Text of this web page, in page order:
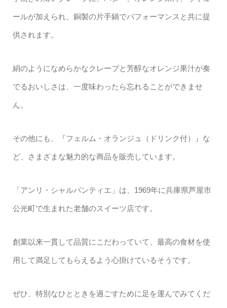
ールが加えられ、銅製の片手鍋でパフォーマンスと共に提
供されます。
絹のようになめらかなクレープと芳醇なオレンジ果汁が奏
でるおいしさは、一度味わったら忘れることができませ
ん。
その他にも、『フェルム・オランジュ（ドリンク付）』な
ど、さまざまな魅力的な商品を販売しています。
「アンリ・シャルパンティエ」は、1969年に兵庫県芦屋市
公光町で生まれた老舗のスイーツ店です。
創業以来一貫して品質にこだわっていて、最高の食材を使
用して満足してもらえるよう心掛けているそうです。
ぜひ、特別なひとときを過ごすために足を運んでみてくだ